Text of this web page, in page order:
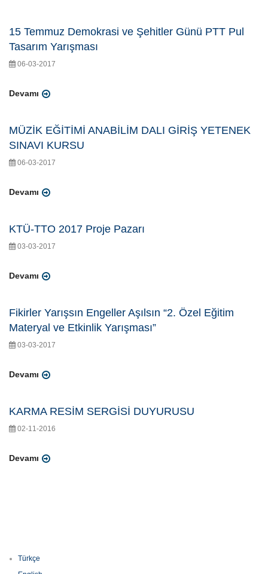
15 Temmuz Demokrasi ve Şehitler Günü PTT Pul
Tasarım Yarışması
06-03-2017
Devamı
MÜZİK EĞİTİMİ ANABİLİM DALI GİRİŞ YETENEK
SINAVI KURSU
06-03-2017
Devamı
KTÜ-TTO 2017 Proje Pazarı
03-03-2017
Devamı
Fikirler Yarışsın Engeller Aşılsın “2. Özel Eğitim
Materyal ve Etkinlik Yarışması”
03-03-2017
Devamı
KARMA RESİM SERGİSİ DUYURUSU
02-11-2016
Devamı
Türkçe